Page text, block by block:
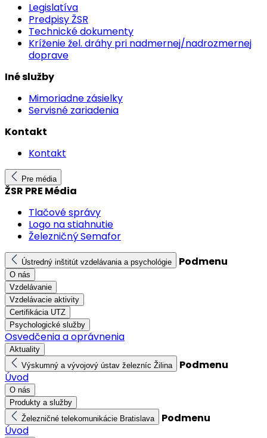
Legislatíva
Predpisy ŽSR
Technické dokumenty
Kríženie žel. dráhy pri nadmernej/nadrozmernej
doprave
Iné služby
Mimoriadne zásielky
Servisné zariadenia
Kontakt
Kontakt
Pre média
ŽSR PRE Média
Tlačové správy
Logo na stiahnutie
Železničný Semafor
Ústredný inštitút vzdelávania a psychológie Podmenu
O nás
Vzdelávanie
Vzdelávacie aktivity
Certifikácia UTZ
Psychologické služby
Osvedčenia a oprávnenia
Aktuality
Výskumný a vývojový ústav železníc Žilina
Podmenu
Úvod
O nás
Produkty a služby
Železničné telekomunikácie Bratislava
Podmenu
Úvod